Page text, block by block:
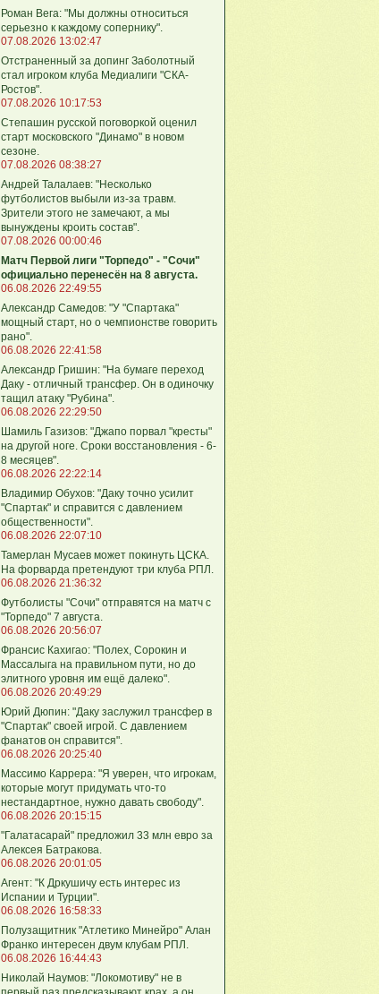
Роман Вега: "Мы должны относиться
серьезно к каждому сопернику".
07.08.2026 13:02:47
Отстраненный за допинг Заболотный
стал игроком клуба Медиалиги "СКА-
Ростов".
07.08.2026 10:17:53
Степашин русской поговоркой оценил
старт московского "Динамо" в новом
сезоне.
07.08.2026 08:38:27
Андрей Талалаев: "Несколько
футболистов выбыли из-за травм.
Зрители этого не замечают, а мы
вынуждены кроить состав".
07.08.2026 00:00:46
Матч Первой лиги "Торпедо" - "Сочи"
официально перенесён на 8 августа.
06.08.2026 22:49:55
Александр Самедов: "У "Спартака"
мощный старт, но о чемпионстве говорить
рано".
06.08.2026 22:41:58
Александр Гришин: "На бумаге переход
Даку - отличный трансфер. Он в одиночку
тащил атаку "Рубина".
06.08.2026 22:29:50
Шамиль Газизов: "Джапо порвал "кресты"
на другой ноге. Сроки восстановления - 6-
8 месяцев".
06.08.2026 22:22:14
Владимир Обухов: "Даку точно усилит
"Спартак" и справится с давлением
общественности".
06.08.2026 22:07:10
Тамерлан Мусаев может покинуть ЦСКА.
На форварда претендуют три клуба РПЛ.
06.08.2026 21:36:32
Футболисты "Сочи" отправятся на матч с
"Торпедо" 7 августа.
06.08.2026 20:56:07
Франсис Кахигао: "Полех, Сорокин и
Массалыга на правильном пути, но до
элитного уровня им ещё далеко".
06.08.2026 20:49:29
Юрий Дюпин: "Даку заслужил трансфер в
"Спартак" своей игрой. С давлением
фанатов он справится".
06.08.2026 20:25:40
Массимо Каррера: "Я уверен, что игрокам,
которые могут придумать что-то
нестандартное, нужно давать свободу".
06.08.2026 20:15:15
"Галатасарай" предложил 33 млн евро за
Алексея Батракова.
06.08.2026 20:01:05
Агент: "К Дркушичу есть интерес из
Испании и Турции".
06.08.2026 16:58:33
Полузащитник "Атлетико Минейро" Алан
Франко интересен двум клубам РПЛ.
06.08.2026 16:44:43
Николай Наумов: "Локомотиву" не в